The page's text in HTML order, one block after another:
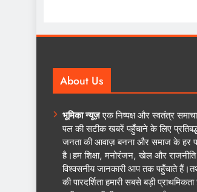
About Us
भूमिका न्यूज़एक निष्पक्ष और स्वतंत्र
पल की सटीक खबरें पहुँचाने के लिए
जनता की आवाज़ बनना और समाज के हर
है।हम शिक्षा, मनोरंजन, खेल और राजनीति
विश्वसनीय जानकारी आप तक पहुँचाते
की पारदर्शिता हमारी सबसे बड़ी